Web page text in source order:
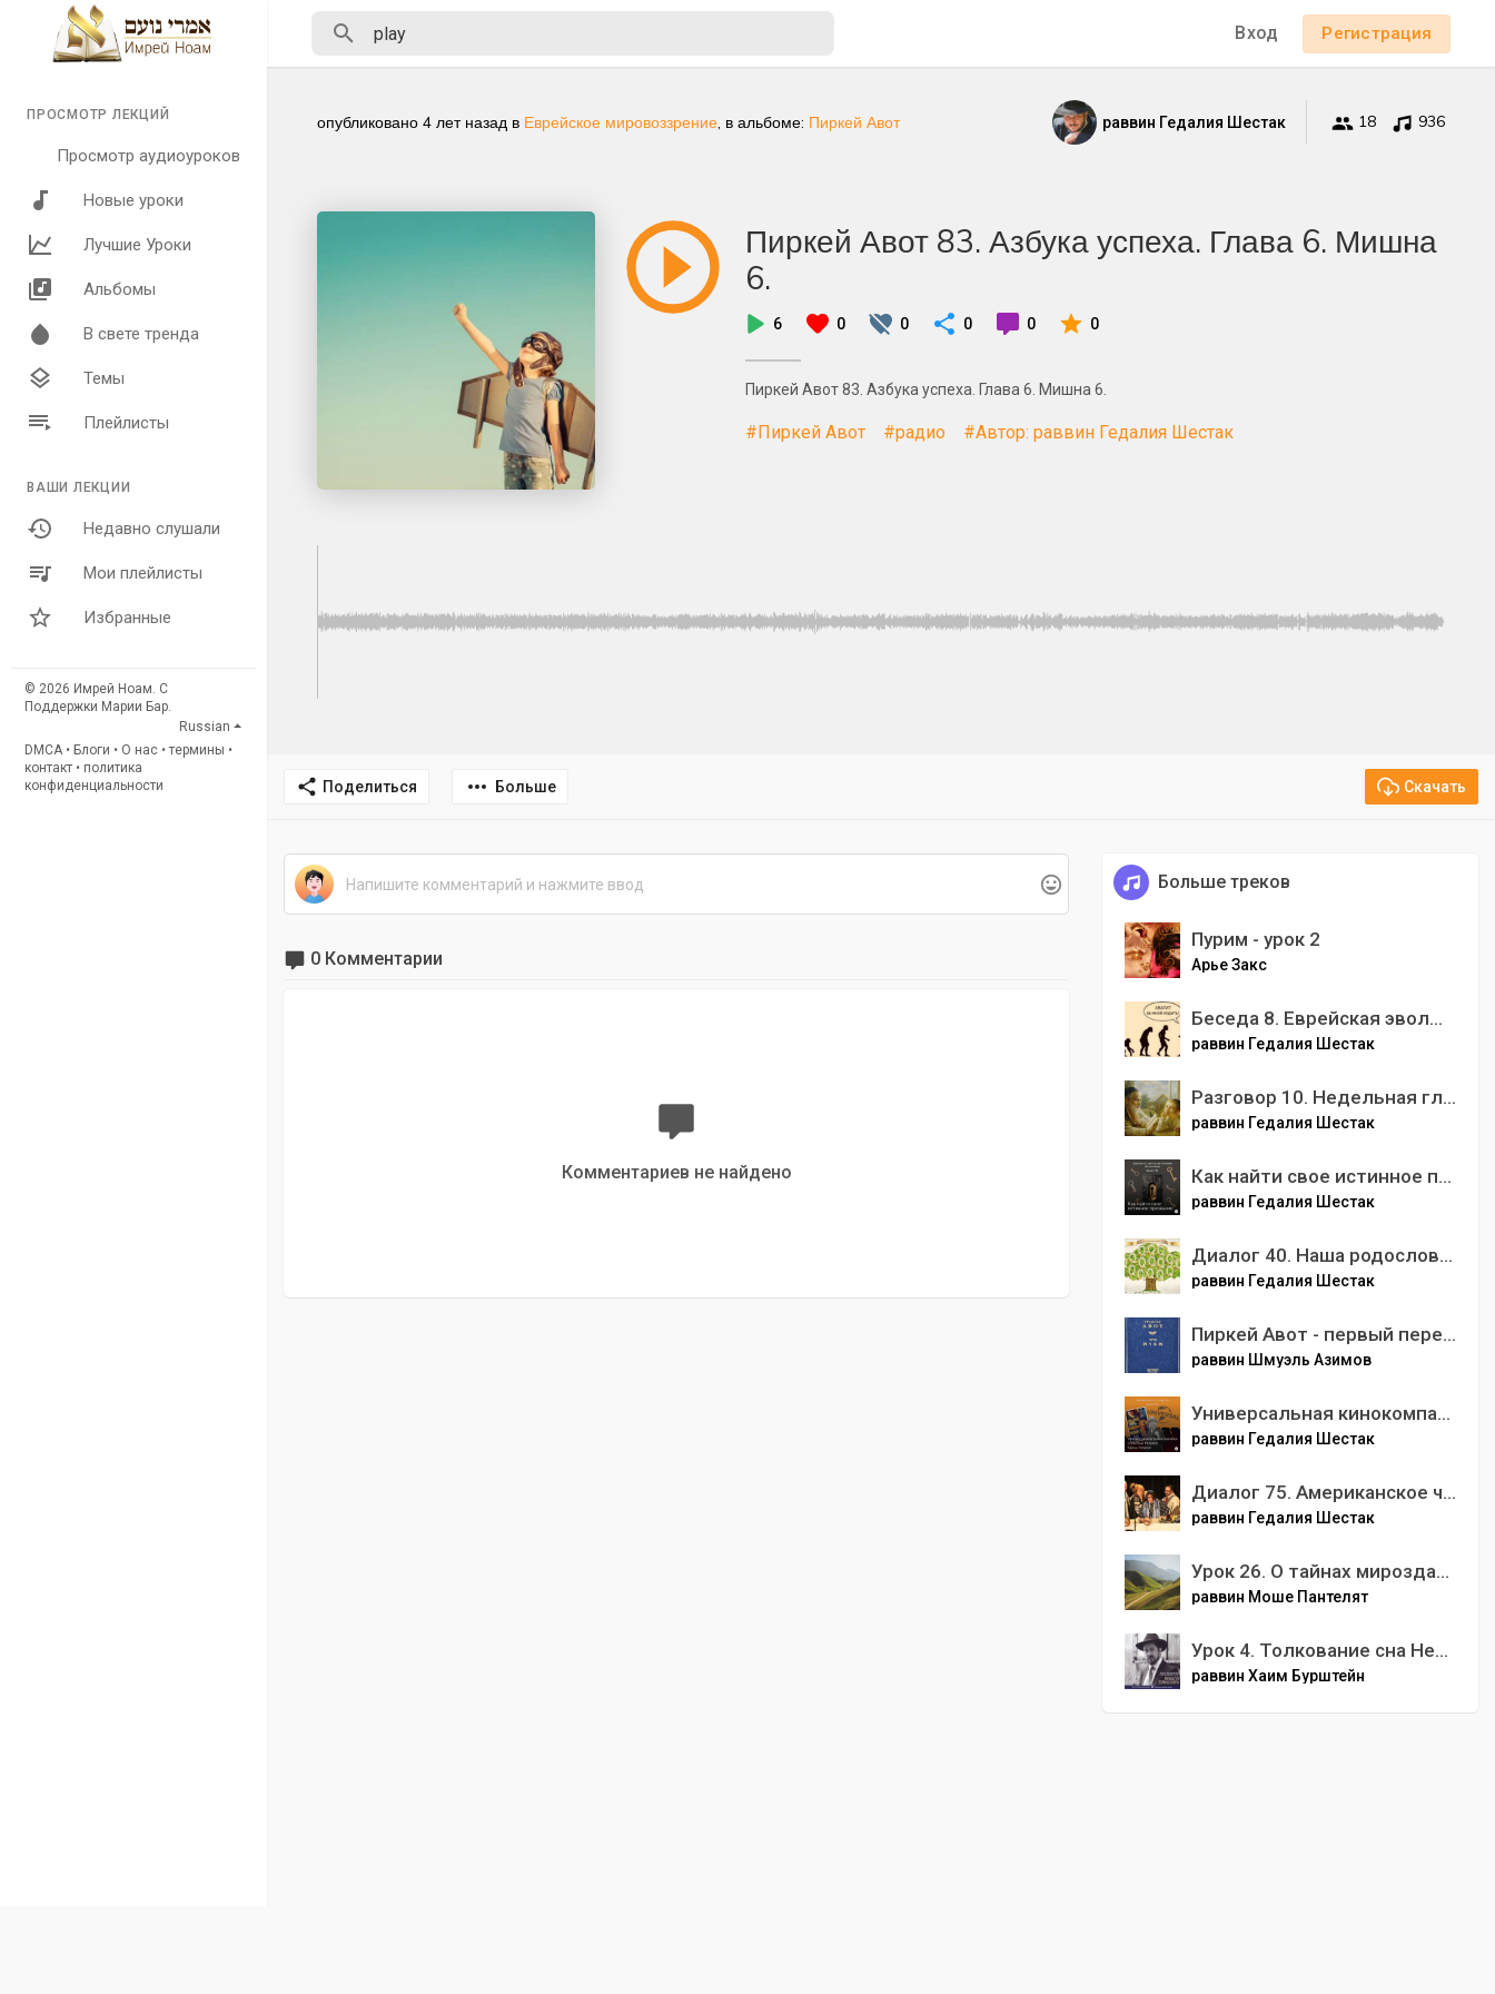
ПРОСМОТР ЛЕКЦИЙ
Просмотр аудиоуроков
Новые уроки
Лучшие Уроки
Альбомы
В свете тренда
Темы
Плейлисты
ВАШИ ЛЕКЦИИ
Недавно слушали
Мои плейлисты
Избранные
© 2026 Имрей Ноам. С
Поддержки Марии Бар.
Russian
DMCA • Блоги • О нас •термины •
контакт • политика
конфиденциальности
Вход Регистрация
опубликовано 4 лет назад в Еврейское мировоззрение , в альбоме: Пиркей Авот раввин Гедалия Шестак 18 936
Пиркей Авот 83. Азбука успеха. Глава 6. Мишна
6.
6 0 0 0 0 0
Пиркей Авот 83. Азбука успеха. Глава 6. Мишна 6.
#Пиркей Авот #радио #Автор: раввин Гедалия Шестак
Поделиться Больше Скачать
0 Комментарии
Комментариев не найдено
Больше треков
Пурим - урок 2
Арье Закс
Беседа 8. Еврейская эволюция.
раввин Гедалия Шестак
Разговор 10. Недельная глава Ваэтханан. Мудрость одного слова.
раввин Гедалия Шестак
Как найти свое истинное призвание?
раввин Гедалия Шестак
Диалог 40. Наша родословная.
раввин Гедалия Шестак
Пиркей Авот - первый перек - вторая беседа.mp3
раввин Шмуэль Азимов
Универсальная кинокомпания (Universal Pictures) Карла Леммле
раввин Гедалия Шестак
Диалог 75. Американское чудо - реформистский иудаизм. 😳
раввин Гедалия Шестак
Урок 26. О тайнах мироздания. О состоянии человека в этом мире
раввин Моше Пантелят
Урок 4. Толкование сна Невухаднецара
раввин Хаим Бурштейн